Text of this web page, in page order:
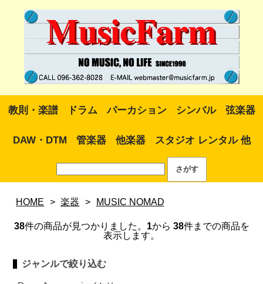
教則・楽譜 ドラム パーカション シンバル 弦楽器
DAW・DTM 管楽器 他楽器 スタジオ レンタル 他
HOME > 楽器 > MUSIC NOMAD
38件の商品が見つかりました。 1から 38件までの商品を
表示します。
ジャンルで絞り込む